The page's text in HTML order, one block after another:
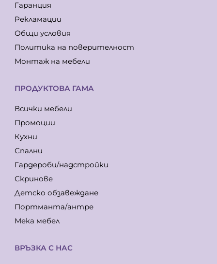
Гаранция
Рекламации
Общи условия
Политика на поверителност
Монтаж на мебели
ПРОДУКТОВА ГАМА
Всички мебели
Промоции
Кухни
Спални
Гардероби/надстройки
Скринове
Детско обзавеждане
Портманта/антре
Мека мебел
ВРЪЗКА С НАС